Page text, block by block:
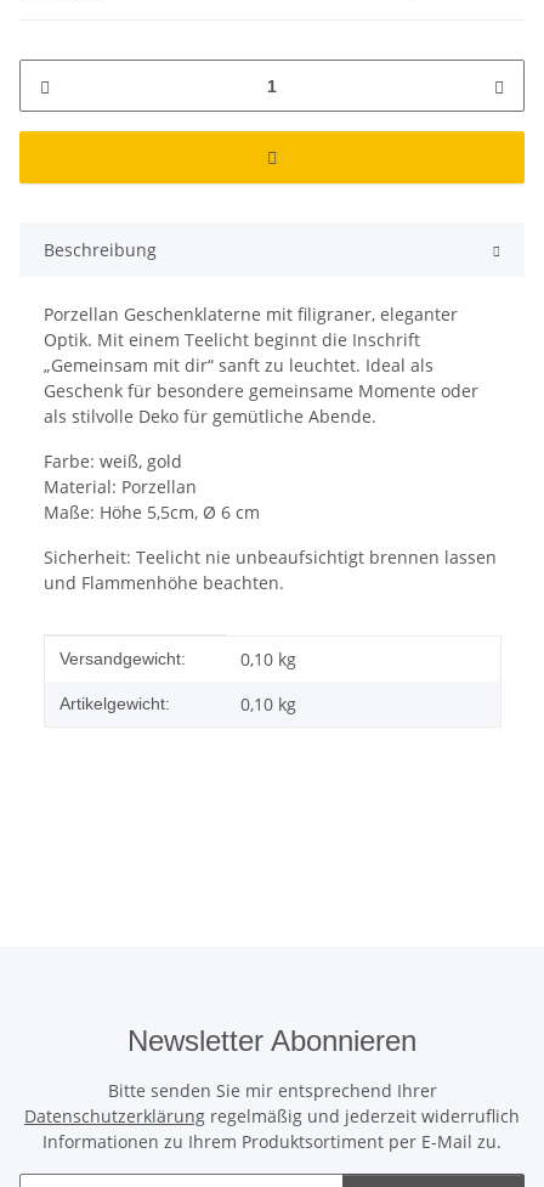
Beschreibung
Porzellan Geschenklaterne mit filigraner, eleganter
Optik. Mit einem Teelicht beginnt die Inschrift
„Gemeinsam mit dir“ sanft zu leuchtet. Ideal als
Geschenk für besondere gemeinsame Momente oder
als stilvolle Deko für gemütliche Abende.
Farbe: weiß, gold
Material: Porzellan
Maße: Höhe 5,5cm, Ø 6 cm
Sicherheit: Teelicht nie unbeaufsichtigt brennen lassen
und Flammenhöhe beachten.
Produkteigenschaft
Wert
Versandgewicht: 0,10 kg
Artikelgewicht: 0,10 kg
Newsletter Abonnieren
Bitte senden Sie mir entsprechend Ihrer
Datenschutzerklärung regelmäßig und jederzeit widerruflich
Informationen zu Ihrem Produktsortiment per E-Mail zu.